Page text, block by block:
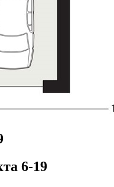
6-19